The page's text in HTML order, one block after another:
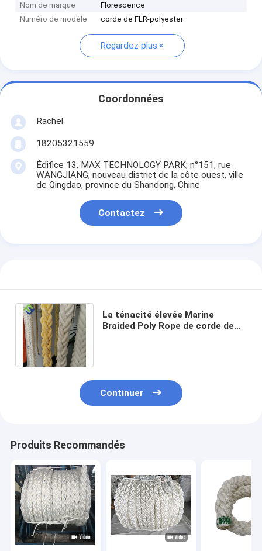
Nom de marque
Florescence
Numéro de modèle
corde de FLR-polyester
Regardez plus
Coordonnées
Rachel
18205321559
Édifice 13, MAX TECHNOLOGY PARK, n°151, rue
WANGJIANG, nouveau district de la côte ouest, ville
de Qingdao, province du Shandong, Chine
Contactez
La ténacité élevée Marine
Braided Poly Rope de corde de
Continuer
Produits Recommandés